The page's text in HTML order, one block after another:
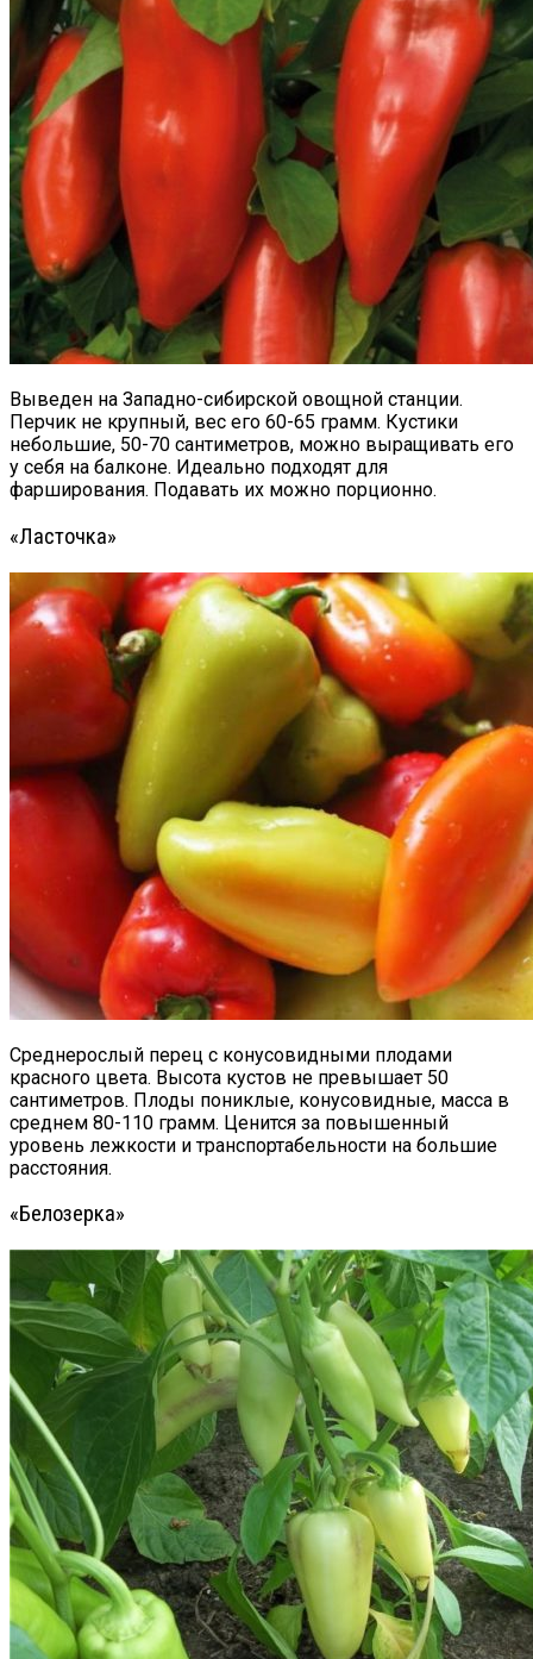
Выведен на Западно-сибирской овощной станции.
Перчик не крупный, вес его 60-65 грамм. Кустики
небольшие, 50-70 сантиметров, можно выращивать его
у себя на балконе. Идеально подходят для
фарширования. Подавать их можно порционно.
«Ласточка»
Среднерослый перец с конусовидными плодами
красного цвета. Высота кустов не превышает 50
сантиметров. Плоды пониклые, конусовидные, масса в
среднем 80-110 грамм. Ценится за повышенный
уровень лежкости и транспортабельности на большие
расстояния.
«Белозерка»